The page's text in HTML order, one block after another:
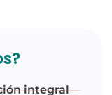
integral